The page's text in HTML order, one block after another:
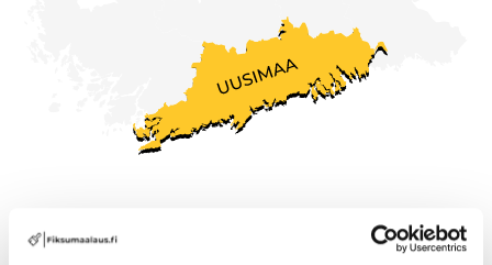
Rajaukset (pääty- ja reunatiilet sekä pellit)
maalataan pensselillä.
Pinnoite ohennetaan 10–20 % ja levitetään
toinen kerros ohentamattomana koko katolle.
Palvelemme koko